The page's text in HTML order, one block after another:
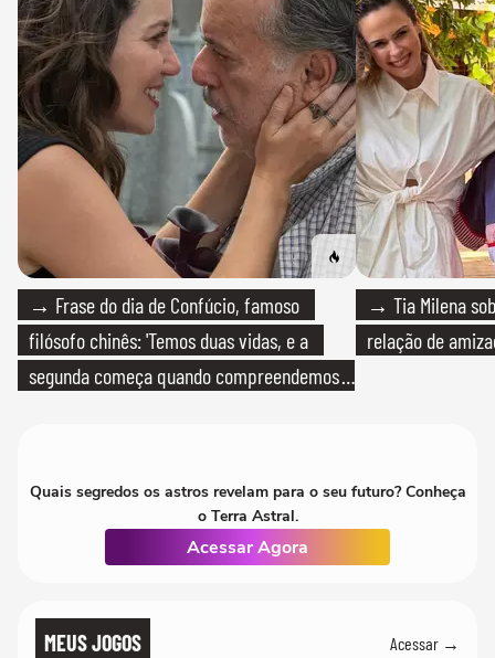
→ Frase do dia de Confúcio, famoso
filósofo chinês: 'Temos duas vidas, e a
segunda começa quando compreendemos
→ Tia Milena
relação de
Quais segredos os astros revelam para o seu futuro? Conheça
o Terra Astral.
Acessar Agora
MEUS JOGOS Acessar →